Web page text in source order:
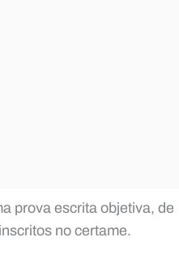
prova escrita objetiva, de
no certame.